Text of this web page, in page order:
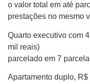
o valor total em até
prestações no mesmo
Quarto executivo com
mil reais)
parcelado em 7
Apartamento duplo,